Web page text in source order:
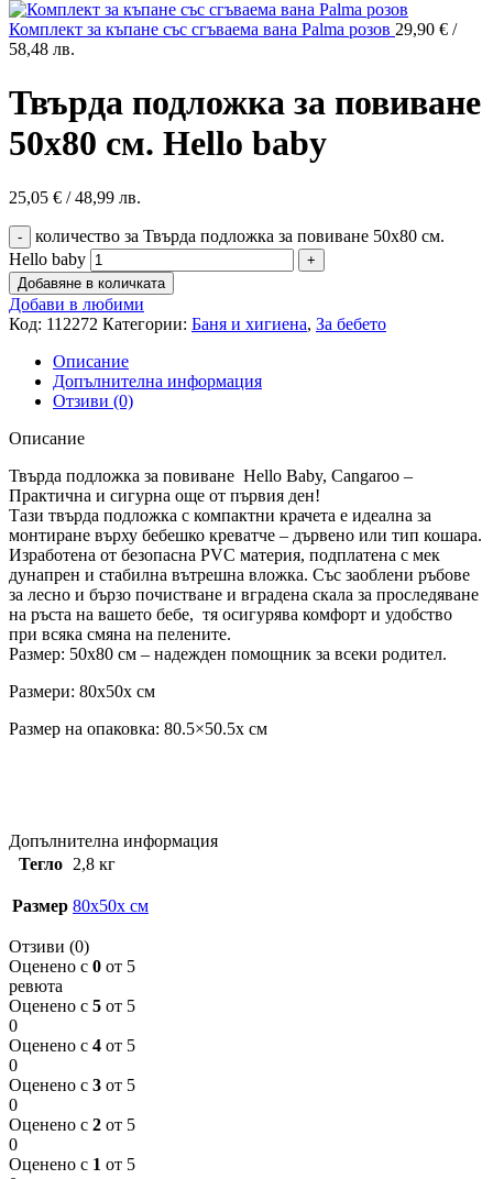
Комплект за къпане със сгъваема вана Palma розов 29,90 € /
58,48 лв.
Твърда подложка за повиване
50х80 см. Hello baby
25,05 € / 48,99 лв.
количество за Твърда подложка за повиване 50х80 см.
Hello baby
Добавяне в количката
Добави в любими
Код: 112272 Категории: Баня и хигиена, За бебето
Описание
Допълнителна информация
Отзиви (0)
Описание
Твърда подложка за повиване Hello Baby, Cangaroo –
Практична и сигурна още от първия ден!
Тази твърда подложка с компактни крачета е идеална за
монтиране върху бебешко креватче – дървено или тип кошара.
Изработена от безопасна PVC материя, подплатена с мек
дунапрен и стабилна вътрешна вложка. Със заоблени ръбове
за лесно и бързо почистване и вградена скала за проследяване
на ръста на вашето бебе, тя осигурява комфорт и удобство
при всяка смяна на пелените.
Размер: 50х80 см – надежден помощник за всеки родител.
Размери: 80x50x см
Размер на опаковка: 80.5×50.5x см
Допълнителна информация
Тегло
2,8 кг
Размер 80x50x см
Отзиви (0)
Оценено с 0 от 5
ревюта
Оценено с 5 от 5
0
Оценено с 4 от 5
0
Оценено с 3 от 5
0
Оценено с 2 от 5
0
Оценено с 1 от 5